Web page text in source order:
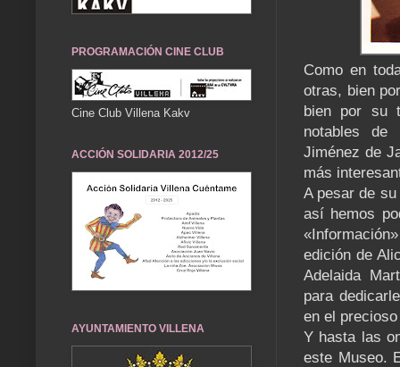
Como en
otras, bien
bien por su
notables de
Jiménez de
más
A pesar de
así hemos
edición de
Adelaida
para
en el
Y hasta las
este Museo.
PROGRAMACIÓN CINE CLUB
Cine Club Villena Kakv
ACCIÓN SOLIDARIA 2012/25
AYUNTAMIENTO VILLENA